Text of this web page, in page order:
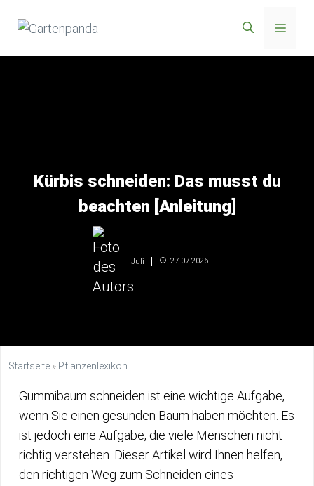
Inhalt
Menü
Kürbis schneiden: Das musst du
beachten [Anleitung]
Juli 27.07.2026
Startseite » Pflanzenlexikon
Gummibaum schneiden ist eine wichtige Aufgabe,
wenn Sie einen gesunden Baum haben möchten. Es
ist jedoch eine Aufgabe, die viele Menschen nicht
richtig verstehen. Dieser Artikel wird Ihnen helfen,
den richtigen Weg zum Schneiden eines